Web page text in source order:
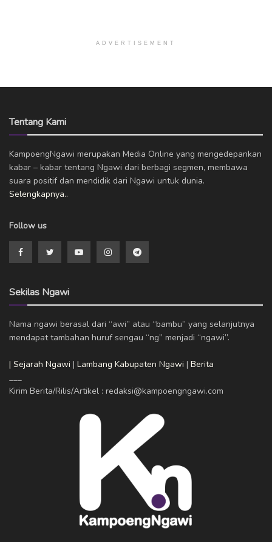
ADVERTISEMENT
Tentang Kami
KampoengNgawi merupakan Media Online yang mengedepankan
kabar – kabar tentang Ngawi dari berbagi segmen, membawa
suara positif dan mendidik dari Ngawi untuk dunia.
Selengkapnya..
Follow us
Sekilas Ngawi
Nama ngawi berasal dari “awi” atau “bambu” yang selanjutnya
mendapat tambahan huruf sengau “ng” menjadi “ngawi”.
| Sejarah Ngawi | Lambang Kabupaten Ngawi | Berita
Kirim Berita/Rilis/Artikel : redaksi@kampoengngawi.com